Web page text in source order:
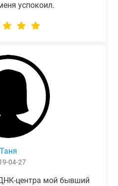
успокоил.
Таня
04-27
центра мой бывший